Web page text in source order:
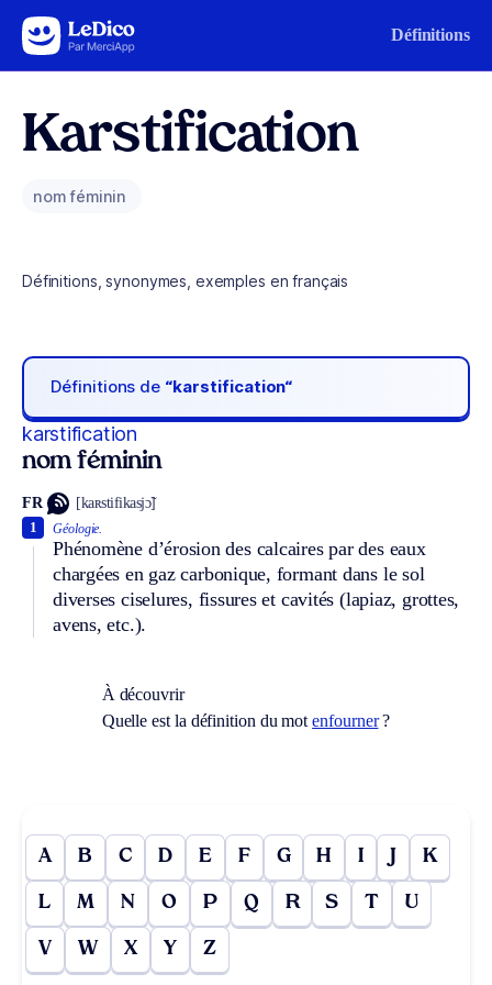
Aller au contenu Définitions
Karstification
nom féminin
Définitions, synonymes, exemples en français
Définitions de “karstification“
karstification
nom féminin
FR [kaʀstifikasjɔ̃]
Géologie.
Phénomène d’érosion des calcaires par des eaux
chargées en gaz carbonique, formant dans le sol
diverses ciselures, fissures et cavités (lapiaz, grottes,
avens, etc.).
1
À découvrir
Quelle est la définition du motenfourner?
A B C D E F G H I J K
L M N O P Q R S T U
V W X Y Z